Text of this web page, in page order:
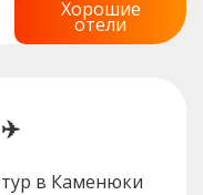
Хорошие
отели
✈️
в Каменюки